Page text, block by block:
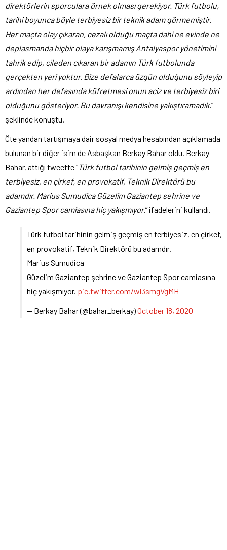
direktörlerin sporculara örnek olması gerekiyor. Türk futbolu,
tarihi boyunca böyle terbiyesiz bir teknik adam görmemiştir.
Her maçta olay çıkaran, cezalı olduğu maçta dahi ne evinde ne
deplasmanda hiçbir olaya karışmamış Antalyaspor yönetimini
tahrik edip, çileden çıkaran bir adamın Türk futbolunda
gerçekten yeri yoktur. Bize defalarca üzgün olduğunu söyleyip
ardından her defasında küfretmesi onun aciz ve terbiyesiz biri
olduğunu gösteriyor. Bu davranışı kendisine yakıştıramadık.”
şeklinde konuştu.
Öte yandan tartışmaya dair sosyal medya hesabından açıklamada
bulunan bir diğer isim de Asbaşkan Berkay Bahar oldu. Berkay
Bahar, attığı tweette “Türk futbol tarihinin gelmiş geçmiş en
terbiyesiz, en çirkef, en provokatif, Teknik Direktörü bu
adamdır. Marius Sumudica Güzelim Gaziantep şehrine ve
Gaziantep Spor camiasına hiç yakışmıyor.” ifadelerini kullandı.
Türk futbol tarihinin gelmiş geçmiş en terbiyesiz, en çirkef,
en provokatif, Teknik Direktörü bu adamdır.
Marius Sumudica
Güzelim Gaziantep şehrine ve Gaziantep Spor camiasına
hiç yakışmıyor. pic.twitter.com/wl3smgVgMH
— Berkay Bahar (@bahar_berkay)October 18, 2020